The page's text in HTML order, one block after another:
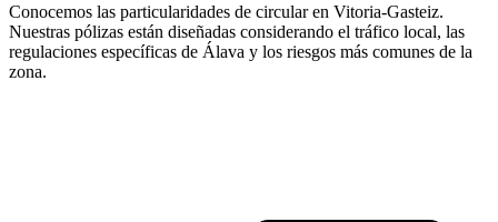
Conocemos las particularidades de circular en Vitoria-Gasteiz.
Nuestras pólizas están diseñadas considerando el tráfico local, las
regulaciones específicas de Álava y los riesgos más comunes de la
zona.